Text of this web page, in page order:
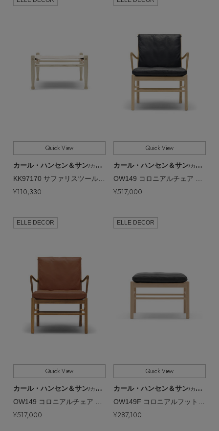
Quick View
カール・ハンセン＆サン/カール・ハンセン＆サン
KK97170 サファリスツール アッシュ／ホワイトオイル／fab1【メーカー取り寄せ】
¥110,330
Quick View
カール・ハンセン＆サン/カール・ハンセン＆サン
OW149 コロニアルチェア オーク／オイル【メーカー取り寄せ】
¥517,000
ELLE DECOR
Quick View
カール・ハンセン＆サン/カール・ハンセン＆サン
¥517,000
ELLE DECOR
Quick View
カール・ハンセン＆サン/カール・ハンセン＆サン
¥287,100